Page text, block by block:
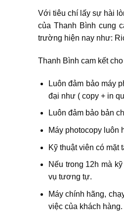
Với tiêu chí lấy sự hài
của Thanh Bình cung
trường hiện nay như:
Thanh Bình cam kết
Luôn đảm bảo máy
đại như ( copy + in
Luôn đảm bảo bản
Máy photocopy luôn
Kỹ thuật viên có mặt
Nếu trong 12h mà
vụ tương tự.
Máy chính hãng,
việc của khách hàng.